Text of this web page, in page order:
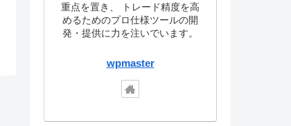
重点を置き、 トレード精度を高
めるためのプロ仕様ツールの開
発・提供に力を注いでいます。
wpmaster